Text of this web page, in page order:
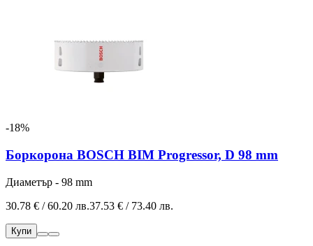
-18%
Боркорона BOSCH BIM Progressor, D 98 mm
Диаметър - 98 mm
30.78 € / 60.20 лв.37.53 € / 73.40 лв.
Купи